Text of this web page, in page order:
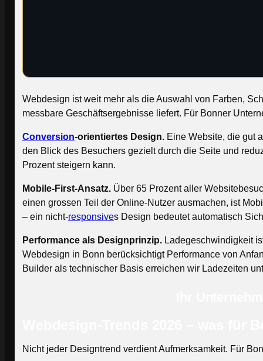
Webdesign ist weit mehr als die Auswahl von Farben,
messbare Geschäftsergebnisse liefert. Für Bonner
Conversion-orientiertes Design. Eine Website, die gut
den Blick des Besuchers gezielt durch die Seite und
Prozent steigern kann.
Mobile-First-Ansatz. Über 65 Prozent aller
einen grossen Teil der Online-Nutzer ausmachen, ist
– ein nicht-responsives Design bedeutet automatisch
Performance als Designprinzip. Ladegeschwindigkeit
Webdesign in Bonn berücksichtigt Performance von
Builder als technischer Basis erreichen wir Ladezeiten
Nicht jeder Designtrend verdient Aufmerksamkeit. Für